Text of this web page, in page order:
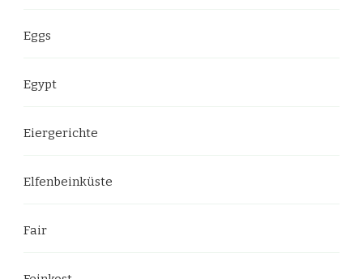
Eggs
Egypt
Eiergerichte
Elfenbeinküste
Fair